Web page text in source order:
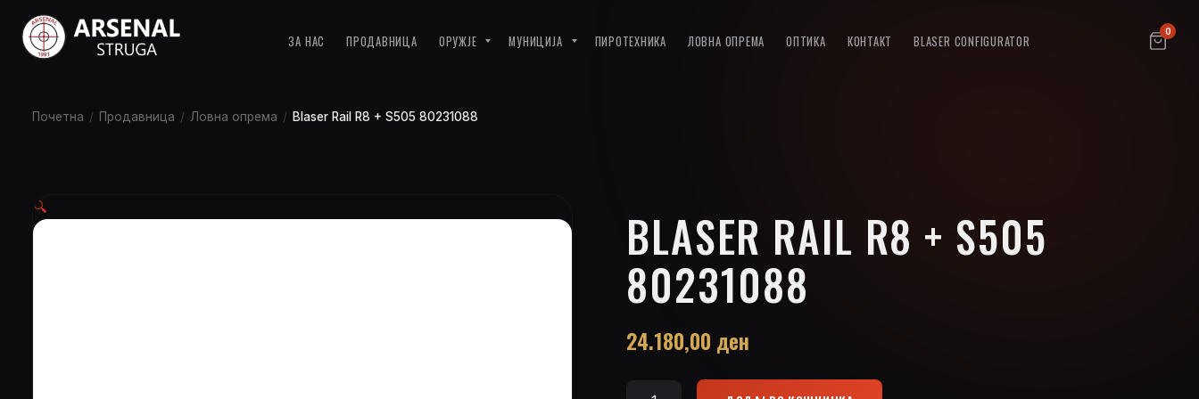
ЗА НАС ПРОДАВНИЦА ОРУЖЈЕ МУНИЦИЈА ПИРОТЕХНИКА ЛОВНА ОПРЕМА ОПТИКА КОНТАКТ BLASER CONFIGURATOR
0
Почетна / Продавница / Ловна опрема / Blaser Rail R8 + S505 80231088
🔍 BLASER RAIL R8 + S505
80231088
24.180,00 ден